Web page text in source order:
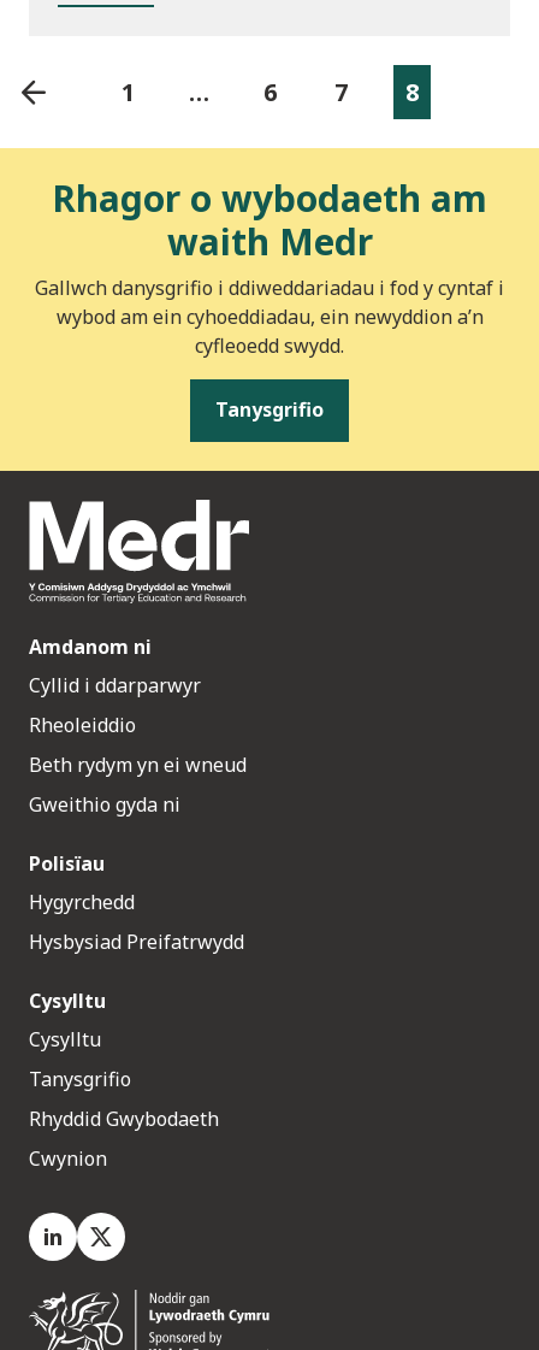
1 … 6 7 8
Rhagor o wybodaeth am
waith Medr
Gallwch danysgrifio i ddiweddariadau i fod y cyntaf i
wybod am ein cyhoeddiadau, ein newyddion a’n
cyfleoedd swydd.
Tanysgrifio
Amdanom ni
Cyllid i ddarparwyr
Rheoleiddio
Beth rydym yn ei wneud
Gweithio gyda ni
Polisïau
Hygyrchedd
Hysbysiad Preifatrwydd
Cysylltu
Cysylltu
Tanysgrifio
Rhyddid Gwybodaeth
Cwynion
LinkedIn
X.com